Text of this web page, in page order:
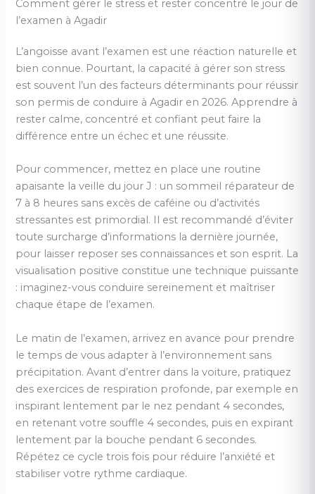
Comment gérer le stress et rester concentré le jour de
l’examen à Agadir
L’angoisse avant l’examen est une réaction naturelle et
bien connue. Pourtant, la capacité à gérer son stress
est souvent l’un des facteurs déterminants pour réussir
son permis de conduire à Agadir en 2026. Apprendre à
rester calme, concentré et confiant peut faire la
différence entre un échec et une réussite.
Pour commencer, mettez en place une routine
apaisante la veille du jour J : un sommeil réparateur de
7 à 8 heures sans excès de caféine ou d’activités
stressantes est primordial. Il est recommandé d’éviter
toute surcharge d’informations la dernière journée,
pour laisser reposer ses connaissances et son esprit. La
visualisation positive constitue une technique puissante
: imaginez-vous conduire sereinement et maîtriser
chaque étape de l’examen.
Le matin de l’examen, arrivez en avance pour prendre
le temps de vous adapter à l’environnement sans
précipitation. Avant d’entrer dans la voiture, pratiquez
des exercices de respiration profonde, par exemple en
inspirant lentement par le nez pendant 4 secondes,
en retenant votre souffle 4 secondes, puis en expirant
lentement par la bouche pendant 6 secondes.
Répétez ce cycle trois fois pour réduire l’anxiété et
stabiliser votre rythme cardiaque.